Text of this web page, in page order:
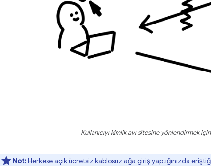
Kullanıcıyı kimlik avı sitesine yönlendirmek
Not:Herkese açık ücretsiz kablosuz ağa giriş yaptığınızda